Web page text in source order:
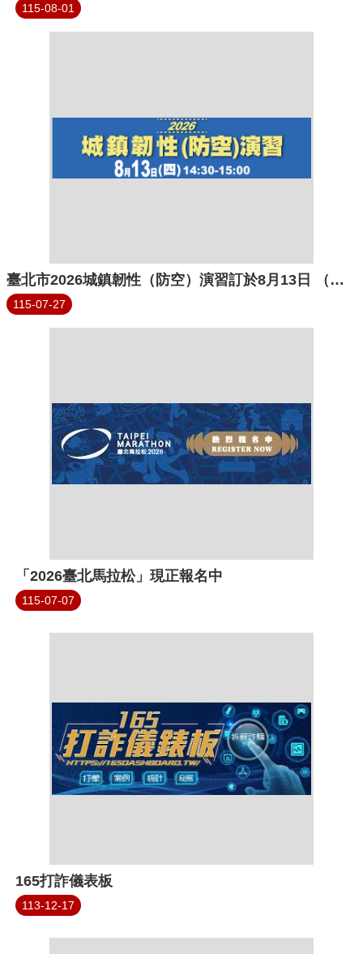
115-08-01
臺北市2026城鎮韌性（防空）演習訂於8月13日 （四）14時30分至15時實施。
115-07-27
「2026臺北馬拉松」現正報名中
115-07-07
165打詐儀表板
113-12-17